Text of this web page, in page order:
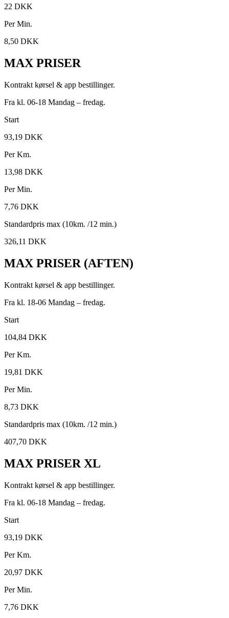
22 DKK
Per Min.
8,50 DKK
MAX PRISER
Kontrakt kørsel & app bestillinger.
Fra kl. 06-18 Mandag – fredag.
Start
93,19 DKK
Per Km.
13,98 DKK
Per Min.
7,76 DKK
Standardpris max (10km. /12 min.)
326,11 DKK
MAX PRISER (AFTEN)
Kontrakt kørsel & app bestillinger.
Fra kl. 18-06 Mandag – fredag.
Start
104,84 DKK
Per Km.
19,81 DKK
Per Min.
8,73 DKK
Standardpris max (10km. /12 min.)
407,70 DKK
MAX PRISER XL
Kontrakt kørsel & app bestillinger.
Fra kl. 06-18 Mandag – fredag.
Start
93,19 DKK
Per Km.
20,97 DKK
Per Min.
7,76 DKK